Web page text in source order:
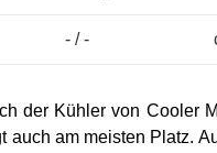
- / -
der Kühler von Cooler
am meisten Platz.